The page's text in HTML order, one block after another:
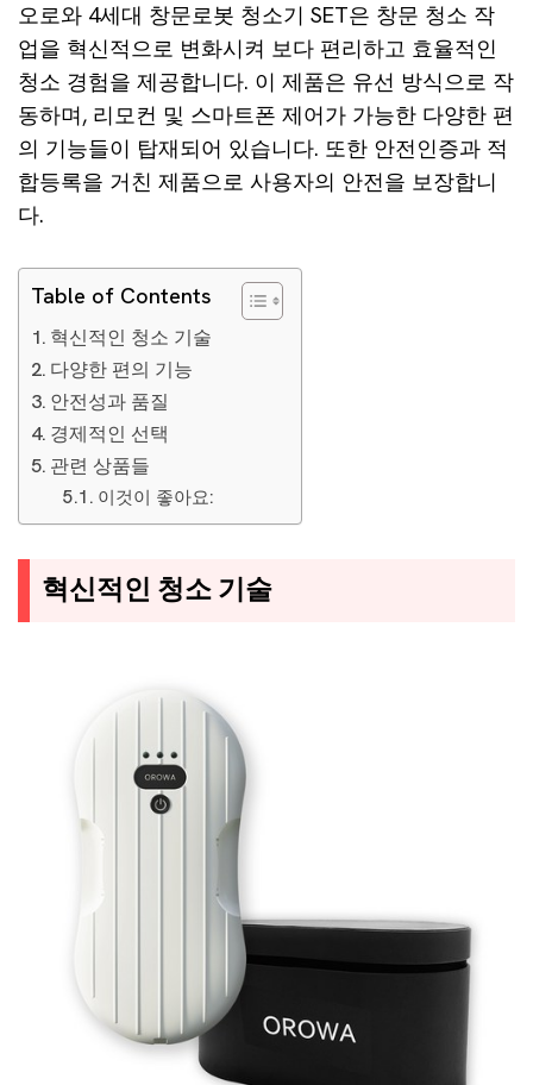
오로와 4세대 창문로봇 청소기 SET은 창문 청소 작
업을 혁신적으로 변화시켜 보다 편리하고 효율적인
청소 경험을 제공합니다. 이 제품은 유선 방식으로 작
동하며, 리모컨 및 스마트폰 제어가 가능한 다양한 편
의 기능들이 탑재되어 있습니다. 또한 안전인증과 적
합등록을 거친 제품으로 사용자의 안전을 보장합니
다.
Table of Contents
혁신적인 청소 기술
다양한 편의 기능
안전성과 품질
경제적인 선택
관련 상품들
이것이 좋아요:
혁신적인 청소 기술